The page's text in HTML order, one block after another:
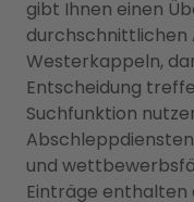
gibt Ihnen einen
durchschnittlichen
Westerkappeln,
Entscheidung
Suchfunktion
und
Einträge